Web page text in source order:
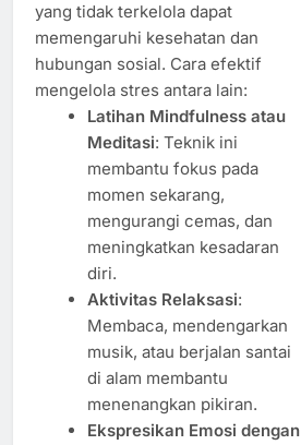
yang tidak terkelola dapat
memengaruhi kesehatan dan
hubungan sosial. Cara efektif
mengelola stres antara lain:
Latihan Mindfulness atau
Meditasi: Teknik ini
membantu fokus pada
momen sekarang,
mengurangi cemas, dan
meningkatkan kesadaran
diri.
Aktivitas Relaksasi:
Membaca, mendengarkan
musik, atau berjalan santai
di alam membantu
menenangkan pikiran.
Ekspresikan Emosi dengan